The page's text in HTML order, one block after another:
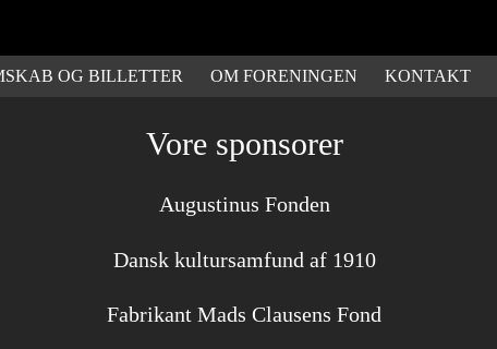
OG BILLETTER OM FORENINGEN KONTAKT
Vore sponsorer
Augustinus Fonden
Dansk kultursamfund af 1910
Fabrikant Mads Clausens Fond